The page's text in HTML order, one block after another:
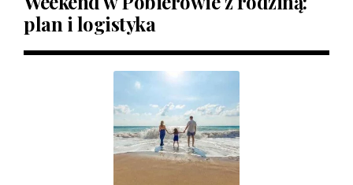
plan i logistyka